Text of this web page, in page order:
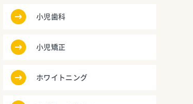
小児歯科
小児矯正
ホワイトニング